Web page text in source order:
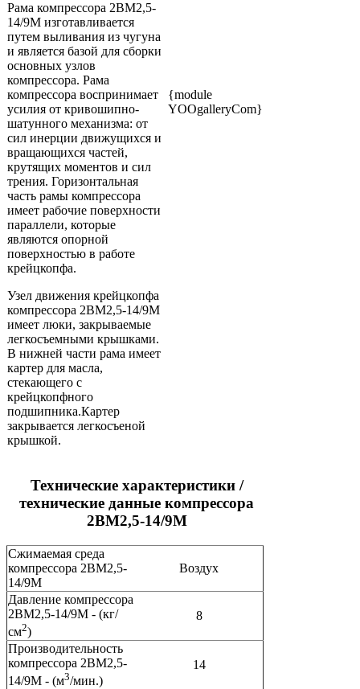
Рама компрессора 2ВМ2,5-
14/9М изготавливается
путем выливания из чугуна
и является базой для сборки
основных узлов
компрессора. Рама
компрессора воспринимает
усилия от кривошипно-
шатунного механизма: от
сил инерции движущихся и
вращающихся частей,
крутящих моментов и сил
трения. Горизонтальная
часть рамы компрессора
имеет рабочие поверхности
параллели, которые
являются опорной
поверхностью в работе
крейцкопфа.
Узел движения крейцкопфа
компрессора 2ВМ2,5-14/9М
имеет люки, закрываемые
легкосъемными крышками.
В нижней части рама имеет
картер для масла,
стекающего с
крейцкопфного
подшипника.Картер
закрывается легкосъеной
крышкой.
{module
YOOgalleryCom}
Технические характеристики /
технические данные компрессора
2ВМ2,5-14/9М
Сжимаемая среда
компрессора 2ВМ2,5-
14/9М
Воздух
Давление компрессора
2ВМ2,5-14/9М - (кг/
см2)
8
Производительность
компрессора 2ВМ2,5-
14/9М - (м3/мин.)
14